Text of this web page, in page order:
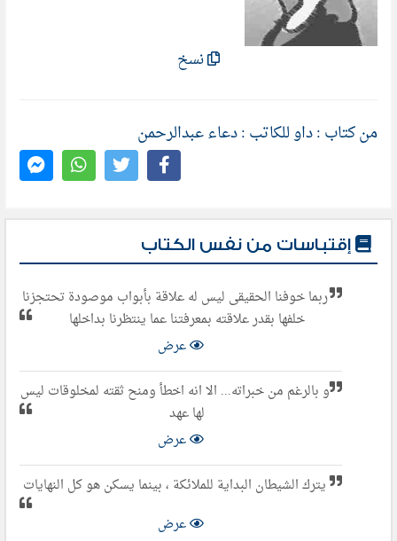
نسخ
من كتاب : داو للكاتب : دعاء عبدالرحمن
إقتباسات من نفس الكتاب
ربما خوفنا الحقيقى ليس له علاقة بأبواب موصودة تحتجزنا
خلفها بقدر علاقته بمعرفتنا عما ينتظرنا بداخلها
عرض
و بالرغم من خبراته... الا انه اخطأ ومنح ثقته لمخلوقات ليس
لها عهد
عرض
يترك الشيطان البداية للملائكة ، بينما يسكن هو كل النهايات
عرض